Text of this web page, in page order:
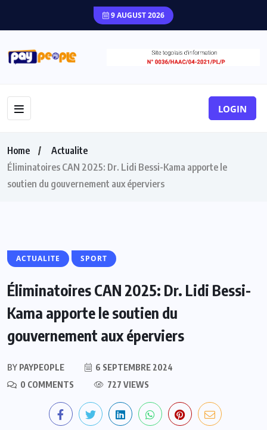
9 AUGUST 2026
LOGIN
Home
Actualite
Éliminatoires CAN 2025: Dr. Lidi Bessi-Kama apporte le
soutien du gouvernement aux éperviers
ACTUALITE SPORT
Éliminatoires CAN 2025: Dr. Lidi Bessi-
Kama apporte le soutien du
gouvernement aux éperviers
BY PAYPEOPLE
6 SEPTEMBRE 2024
0 COMMENTS
727 VIEWS